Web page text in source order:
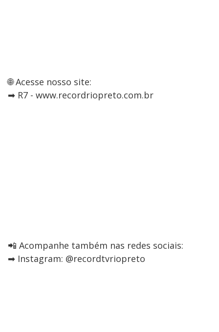
🌐 Acesse nosso site:
➡ R7 - www.recordriopreto.com.br
📲 Acompanhe também nas redes sociais:
➡ Instagram: @recordtvriopreto